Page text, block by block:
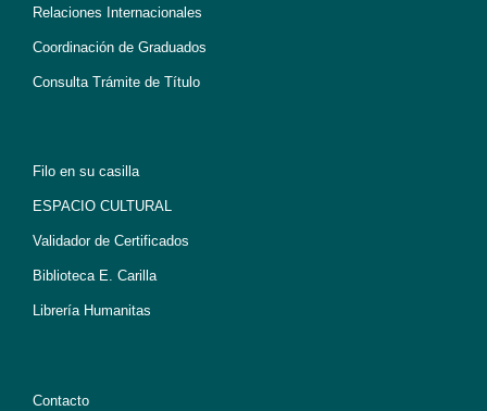
Relaciones Internacionales
Coordinación de Graduados
Consulta Trámite de Título
Filo en su casilla
ESPACIO CULTURAL
Validador de Certificados
Biblioteca E. Carilla
Librería Humanitas
Contacto